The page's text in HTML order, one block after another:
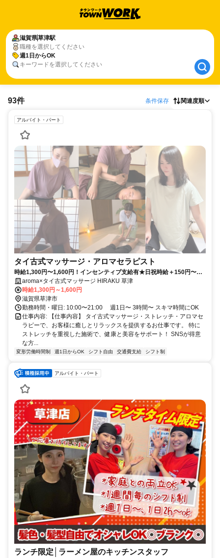
滋賀県草津駅
職種を選択してください
週1日からOK
キーワードを選択してください
滋賀県草津駅
週1日からOK
93件 条件保存 関連度順
アルバイト・パート
タイ古式マッサージ・アロマセラピスト
時給1,300円〜1,600円！インセンティブ支給有★日祝時給＋150円〜★
アロマ・タイ古式マッサージで美ボディをサポート★大学生・フリータ
ー歓迎！ストレッチ・タイ古式マッサージスタッフ募集♪
aroma×タイ古式マッサージ HIRAKU 草津
時給1,300円～1,600円
滋賀県草津市
勤務時間・曜日: 10:00〜21:00 週1日〜 3時間〜 スキマ時間にOK
仕事内容: 【仕事内容】 タイ古式マッサージ・ストレッチ・アロマセ
ラピーで、お客様に癒しとリラックスを提供するお仕事です。 特に
ストレッチを重視した施術で、健康と美容をサポート！ SNSが得意
な方...
変形労働時間制 週1日からOK シフト自由 交通費支給 シフト制
アルバイト・パート
ランチ限定│ラーメン屋のキッチンスタッフ